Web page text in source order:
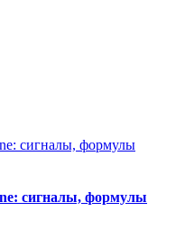
сигналы, формулы